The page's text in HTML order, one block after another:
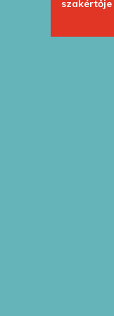
szakértője